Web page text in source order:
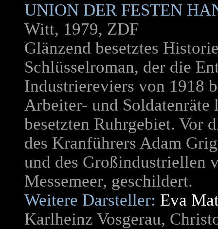
UNION DER FESTEN
Witt, 1979, ZDF
Glänzend besetztes
Schlüsselroman, der die
Industriereviers von 1918
Arbeiter- und
besetzten Ruhrgebiet. Vor
des Kranführers Adam
und des Großindustriellen
Messemeer, geschildert.
Weitere Darsteller: Eva
Karlheinz Vosgerau,